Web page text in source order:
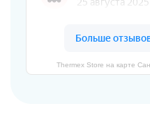
Thermex Store на карте